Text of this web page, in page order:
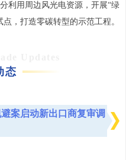
利用周边风光电资源，开展“绿
，打造零碳转型的示范工程。
态
案启动新出口商复审调